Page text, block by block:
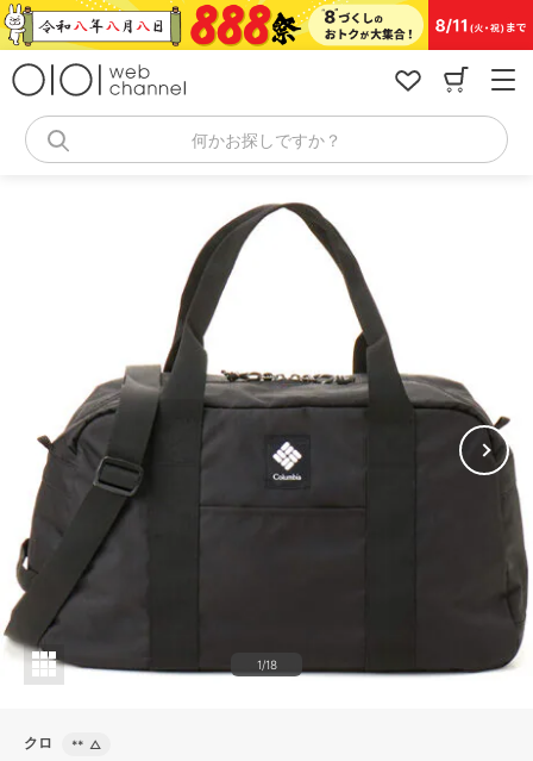
コ
ン
何かお探しですか？
1/18
クロ ** △